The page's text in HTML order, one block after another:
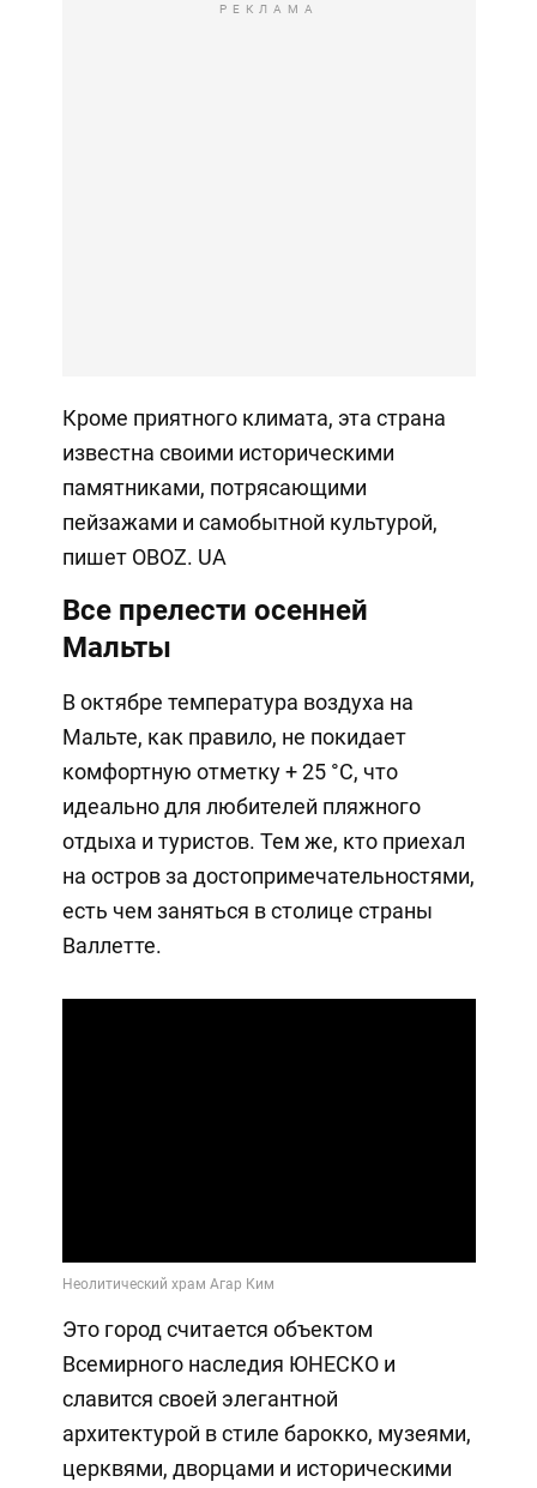
РЕКЛАМА
Кроме приятного климата, эта страна
известна своими историческими
памятниками, потрясающими
пейзажами и самобытной культурой,
пишет OBOZ. UA
Все прелести осенней
Мальты
В октябре температура воздуха на
Мальте, как правило, не покидает
комфортную отметку + 25 °C, что
идеально для любителей пляжного
отдыха и туристов. Тем же, кто приехал
на остров за достопримечательностями,
есть чем заняться в столице страны
Валлетте.
Это город считается объектом
Всемирного наследия ЮНЕСКО и
славится своей элегантной
архитектурой в стиле барокко, музеями,
церквями, дворцами и историческими